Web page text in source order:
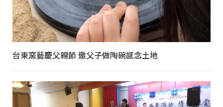
台東窯藝慶父親節 邀父子做陶碗感念土地